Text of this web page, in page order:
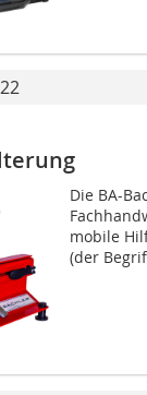
Die BA-
mobile
(der